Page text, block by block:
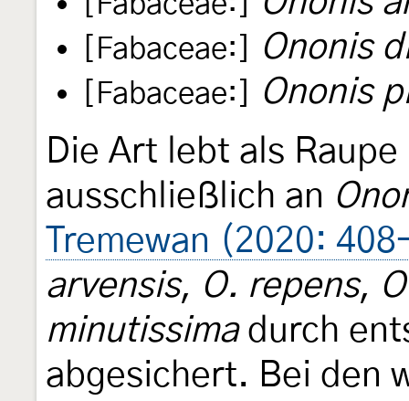
[Fabaceae:] Ononis
[Fabaceae:]
Ononis
Die Art lebt als
ausschließlich an
Tremewan (2020:
arvensis, O. repens,
minutissimadurch
abgesichert. Bei den